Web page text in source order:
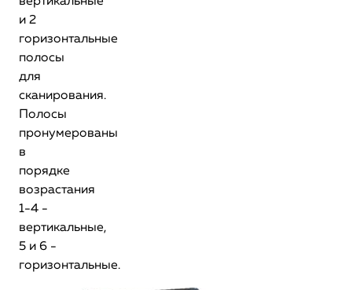
и 2
горизонтальные
полосы
для
сканирования.
Полосы
пронумерованы
в
порядке
возрастания
1-4 -
вертикальные,
5 и 6 -
горизонтальные.